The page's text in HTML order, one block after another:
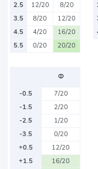
2.5
12/20
8/20
3.5
8/20
12/20
4.5
4/20
16/20
5.5
0/20 20/20
Ф
-0.5
7/20
-1.5
2/20
-2.5
1/20
-3.5
0/20
+0.5
12/20
+1.5
16/20